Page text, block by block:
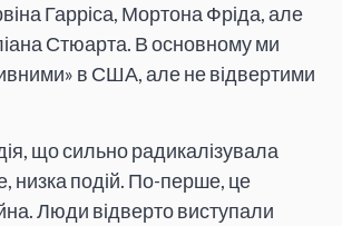
Гарріса, Мортона Фріда, але
Стюарта. В основному ми
в США, але не відвертими
що сильно радикалізувала
низка подій. По-перше, це
Люди відверто виступали